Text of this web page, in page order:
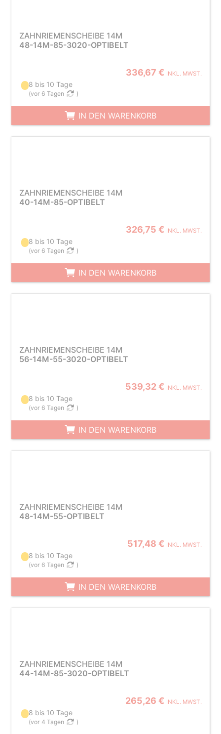
ZAHNRIEMENSCHEIBE 14M
48-14M-85-3020-OPTIBELT
336,67 € INKL. MWST.
8 bis 10 Tage
(vor 6 Tagen )
IN DEN WARENKORB
ZAHNRIEMENSCHEIBE 14M
40-14M-85-OPTIBELT
326,75 € INKL. MWST.
8 bis 10 Tage
(vor 6 Tagen )
IN DEN WARENKORB
ZAHNRIEMENSCHEIBE 14M
56-14M-55-3020-OPTIBELT
539,32 € INKL. MWST.
8 bis 10 Tage
(vor 6 Tagen )
IN DEN WARENKORB
ZAHNRIEMENSCHEIBE 14M
48-14M-55-OPTIBELT
517,48 € INKL. MWST.
8 bis 10 Tage
(vor 6 Tagen )
IN DEN WARENKORB
ZAHNRIEMENSCHEIBE 14M
44-14M-85-3020-OPTIBELT
265,26 € INKL. MWST.
8 bis 10 Tage
(vor 4 Tagen )